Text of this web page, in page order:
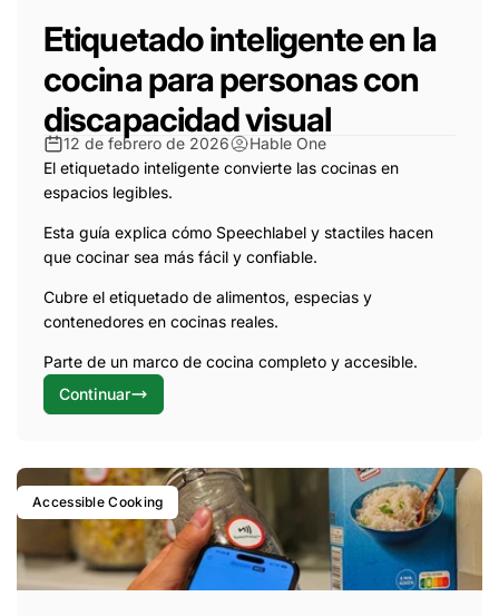
Etiquetado inteligente en la
cocina para personas con
discapacidad visual
12 de febrero de 2026
Hable One
El etiquetado inteligente convierte las cocinas en
espacios legibles.
Esta guía explica cómo Speechlabel y stactiles hacen
que cocinar sea más fácil y confiable.
Cubre el etiquetado de alimentos, especias y
contenedores en cocinas reales.
Parte de un marco de cocina completo y accesible.
Continuar
Accessible Cooking